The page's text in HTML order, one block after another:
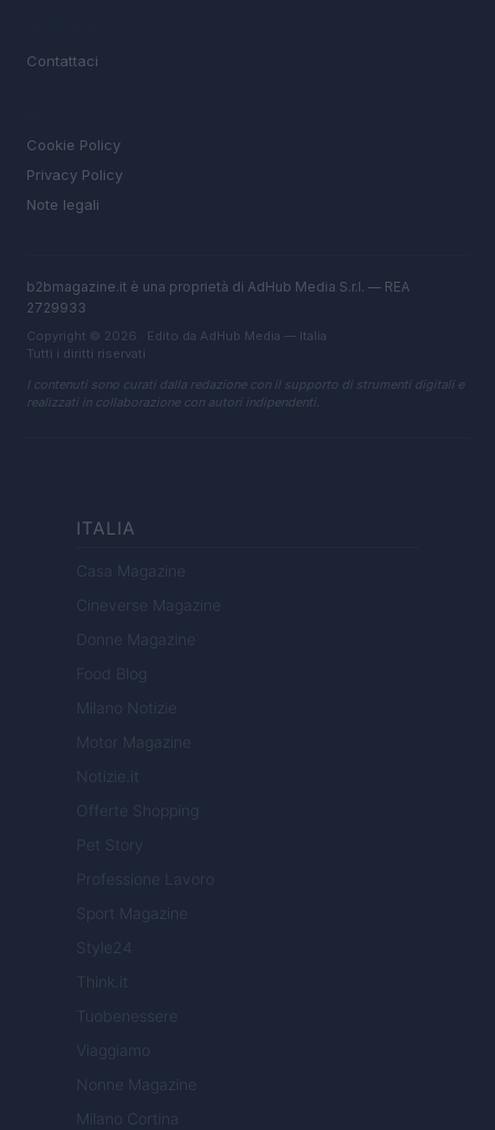
Contattaci
Cookie Policy
Privacy Policy
Note legali
b2bmagazine.it è una proprietà di AdHub Media S.r.l. — REA
2729933
Copyright © 2026 · Edito da AdHub Media — Italia
Tutti i diritti riservati
I contenuti sono curati dalla redazione con il supporto di strumenti digitali e
realizzati in collaborazione con autori indipendenti.
ITALIA
Casa Magazine
Cineverse Magazine
Donne Magazine
Food Blog
Milano Notizie
Motor Magazine
Notizie.it
Offerte Shopping
Pet Story
Professione Lavoro
Sport Magazine
Style24
Think.it
Tuobenessere
Viaggiamo
Nonne Magazine
Milano Cortina